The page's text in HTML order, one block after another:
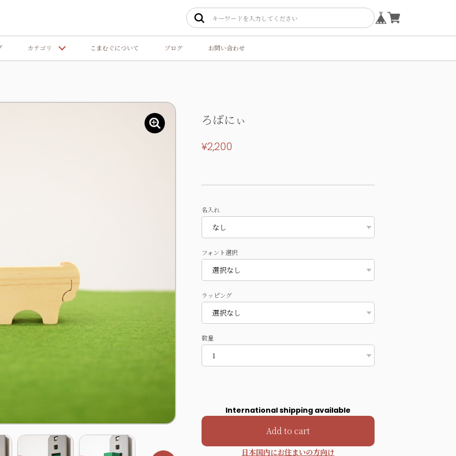
カテゴリ こまむぐについて ブログ お問い合わせ
ろばにぃ
¥2,200
名入れ
フォント選択
ラッピング
数量
International shipping available
Add to cart
日本国内にお住まいの方向け